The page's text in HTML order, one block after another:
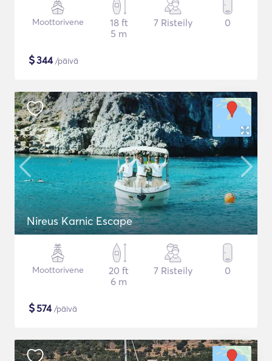
Moottorivene
18 ft
5 m
7 Risteily 0
$344/päivä
Nireus Karnic Escape
Moottorivene
20 ft
6 m
7 Risteily 0
$574/päivä